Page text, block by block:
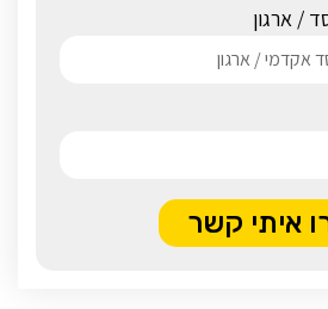
/ ארגון
איתי קשר